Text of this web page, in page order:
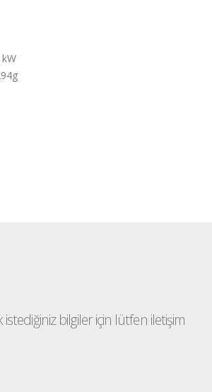
bilgiler için lütfen iletişim